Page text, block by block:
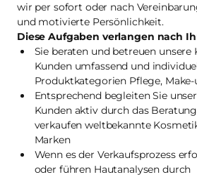
wir per sofort oder nach
und motivierte Persönlichkeit.
Diese Aufgaben verlangen nach
Sie beraten und betreuen unsere
Kunden umfassend und
Produktkategorien Pflege,
Entsprechend begleiten Sie
Kunden aktiv durch das
verkaufen weltbekannte
Marken
Wenn es der Verkaufsprozess
oder führen Hautanalysen durch